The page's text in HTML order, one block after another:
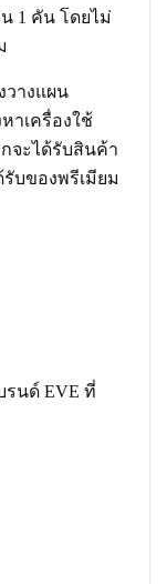
1 คัน โดยไม่
วางแผน
าเครื่องใช้
จะได้รับสินค้า
บของพรีเมียม
นด์ EVE ที่